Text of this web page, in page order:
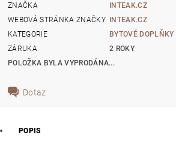
ZNAČKA
INTEAK.CZ
WEBOVÁ STRÁNKA ZNAČKY INTEAK.CZ
KATEGORIE
BYTOVÉ DOPLŇKY
ZÁRUKA
2 ROKY
POLOŽKA BYLA VYPRODÁNA...
Dotaz
POPIS